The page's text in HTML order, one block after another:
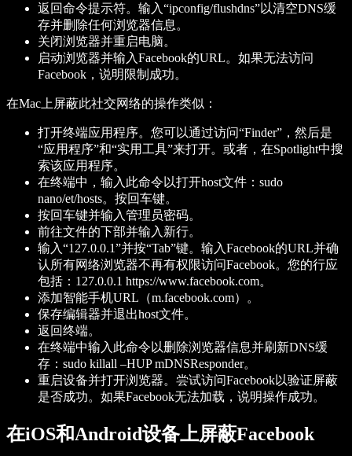
返回命令提示符。输入“ipconfig/flushdns”以清空DNS缓
存并删除任何浏览器信息。
关闭浏览器并重启电脑。
启动浏览器并输入Facebook的URL。如果无法访问
Facebook，说明限制成功。
在Mac上屏蔽此社交网络的操作类似：
打开终端应用程序。您可以通过访问“Finder”，然后是
“应用程序”和“实用工具”来打开。或者，在Spotlight中搜
索该应用程序。
在终端中，输入此命令以打开host文件：sudo
nano/et/hosts。按回车键。
按回车键并输入管理员密码。
前往文件的下部并输入新行。
输入“127.0.0.1”并按“Tab”键。输入Facebook的URL并确
认所有网络浏览器不再有权限访问Facebook。您的行应
包括：127.0.0.1 https://www.facebook.com。
添加智能手机URL（m.facebook.com）。
保存编辑器并退出host文件。
返回终端。
在终端中输入此命令以删除浏览器信息并刷新DNS缓
存：sudo killall –HUP mDNSResponder。
重启设备并打开浏览器。尝试访问Facebook以验证屏蔽
是否成功。如果Facebook无法加载，说明操作成功。
在iOS和Android设备上屏蔽Facebook